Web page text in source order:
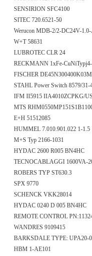
SENSIRION SFC4100
SITEC 720.6521-50
Werucon MDB-2/2-DC24V-
W+T 58631
LUBROTEC CLR 24
RECKMANN 1xFe-
FISCHER
STAHL Power Switch 8579/
IFM II5915 IIA4010ZCPKG/
MTS
E+H 51512085
HUMMEL 7.010.901.022 1-1.5
M+S Typ 2166-1031
HYDAC 2600 R005 BN4HC
TECNOCABLAGGI 1600VA-
ROBERS TYP ST630.3
SPX 9770
SCHENCK VKK28014
HYDAC 0240 D 005 BN4HC
REMOTE CONTROL
WANDRES 9109415
BARKSDALE TYPE: UPA20-
HBM 1-AE101